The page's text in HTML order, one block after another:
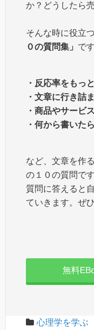
か？どうしたら
そんな時に役立つ
０の質問集」 です
・反応率をもっ
・文章に行き詰
・商品やサービ
・何から書いた
など、文章を作
の１０の質問です
質問に答えると
ていきます。ぜ
無料
心理学を学ぶ